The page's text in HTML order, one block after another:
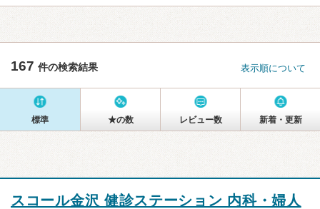
167 件の検索結果 表示順について
標準 ★の数 レビュー数 新着・更新
スコール金沢 健診ステーション 内科・婦人